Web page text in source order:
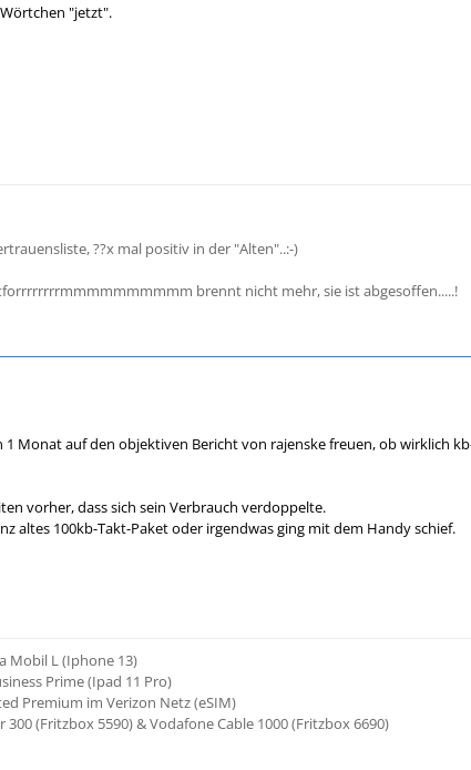
"jetzt".
??x mal positiv in der "Alten"..:-)
brennt nicht mehr, sie ist abgesoffen.....!
1 Monat auf den objektiven Bericht von rajenske freuen, ob wirklich
vorher, dass sich sein Verbrauch verdoppelte.
altes 100kb-Takt-Paket oder irgendwas ging mit dem Handy schief.
Mobil L (Iphone 13)
Prime (Ipad 11 Pro)
Premium im Verizon Netz (eSIM)
300 (Fritzbox 5590) & Vodafone Cable 1000 (Fritzbox 6690)